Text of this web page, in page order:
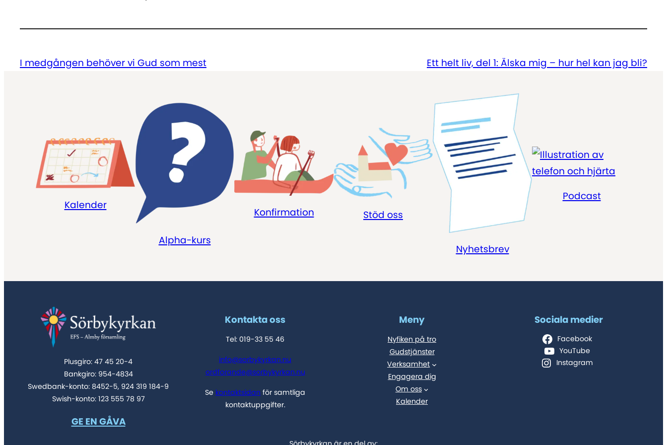
volymen.
I medgången behöver vi Gud som mest Ett helt liv, del 1: Älska mig – hur hel kan jag bli?
Kalender
Alpha-kurs
Konfirmation Stöd oss
Nyhetsbrev
Podcast
Plusgiro: 47 45 20-4
Bankgiro: 954-4834
Swedbank-konto: 8452-5, 924 319 184-9
Swish-konto: 123 555 78 97
GE EN GÅVA
Kontakta oss
Tel: 019-33 55 46
info@sorbykyrkan.nu
ordforande@sorbykyrkan.nu
Se kontaktsidan för samtliga
kontaktuppgifter.
Meny
Nyfiken på tro
Gudstjänster
Verksamhet
Engagera dig
Om oss
Kalender
Sociala medier
Facebook
YouTube
Instagram